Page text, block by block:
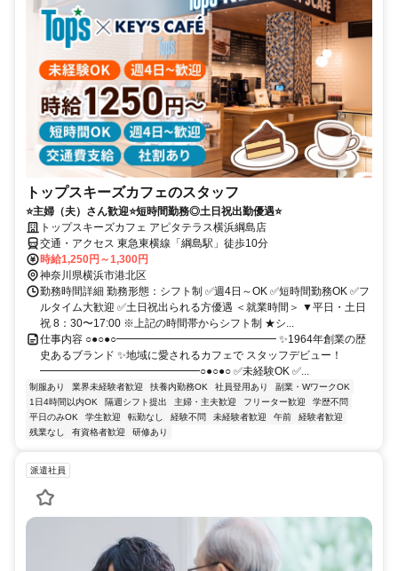
トップスキーズカフェのスタッフ
⭐主婦（夫）さん歓迎⭐短時間勤務◎土日祝出勤優遇⭐
トップスキーズカフェ アピタテラス横浜綱島店
交通・アクセス 東急東横線「綱島駅」徒歩10分
時給1,250円～1,300円
神奈川県横浜市港北区
勤務時間詳細 勤務形態：シフト制 ✅週4日～OK ✅短時間勤務OK ✅フ
ルタイム大歓迎 ✅土日祝出られる方優遇 ＜就業時間＞ ▼平日・土日
祝 8：30〜17:00 ※上記の時間帯からシフト制 ★シ...
仕事内容 ○●○●○━━━━━━━━━━━━━━━ ✨1964年創業の歴
史あるブランド ✨地域に愛されるカフェで スタッフデビュー！
━━━━━━━━━━━━━━━○●○●○ ✅未経験OK ✅...
制服あり 業界未経験者歓迎 扶養内勤務OK 社員登用あり
副業・WワークOK
1日4時間以内OK
隔週シフト提出 主婦・主夫歓迎 フリーター歓迎
学歴不問
平日のみOK
学生歓迎 転勤なし 経験不問 未経験者歓迎 午前
経験者歓迎
残業なし
有資格者歓迎 研修あり
派遣社員